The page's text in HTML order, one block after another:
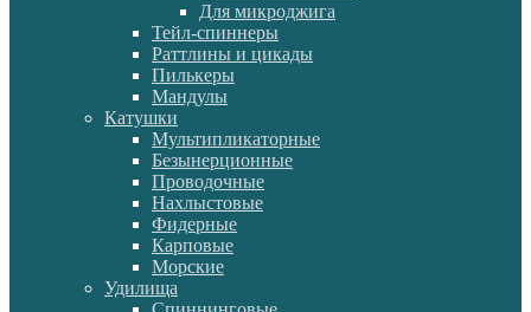
Для микроджига
Тейл-спиннеры
Раттлины и цикады
Пилькеры
Мандулы
Катушки
Мультипликаторные
Безынерционные
Проводочные
Нахлыстовые
Фидерные
Карповые
Морские
Удилища